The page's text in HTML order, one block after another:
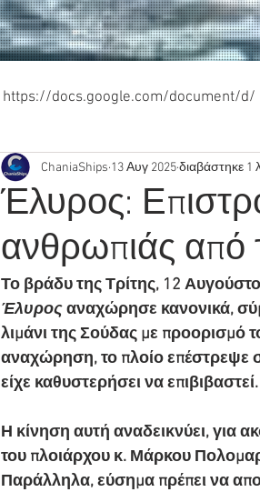
https://docs.google.com/document/d/
Έλυρος:
ανθρωπιάς από
ChaniaShips 13 Αυγ 2025διαβάστηκε 1
Το βράδυ της Τρίτης, 12
Έλυρος αναχώρησε κανονικά,
λιμάνι της Σούδας με προορισμό
αναχώρηση, το πλοίο επέστρεψε
είχε καθυστερήσει να επιβιβαστεί.
Η κίνηση αυτή αναδεικνύει, για
του πλοιάρχου κ. Μάρκου
Παράλληλα, εύσημα πρέπει να